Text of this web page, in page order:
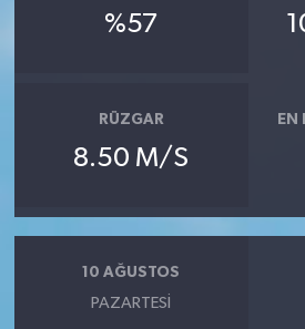
%57
RÜZGAR
8.50 M/S
EN
10 AĞUSTOS
PAZARTESI